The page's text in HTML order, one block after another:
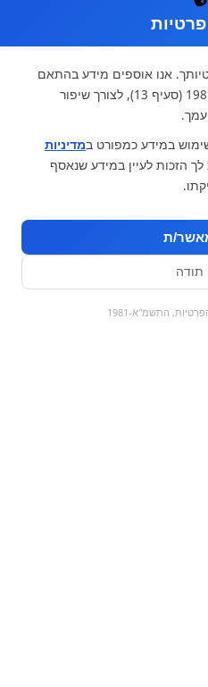
0
הקניות שלי
אנו אוספים מידע בהתאם
לחוק הגנת הפרטיות, התשמ"א-1981 (סעיף 13), לצורך שיפור
עמך.
במידע כמפורט במדיניות
הזכות לעיין במידע שנאסף
ת
תודה
התשמ"א-1981